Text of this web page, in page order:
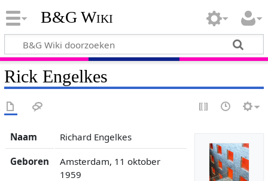
B&G Wiki
Rick Engelkes
Naam Richard Engelkes
Geboren
Amsterdam, 11 oktober
1959